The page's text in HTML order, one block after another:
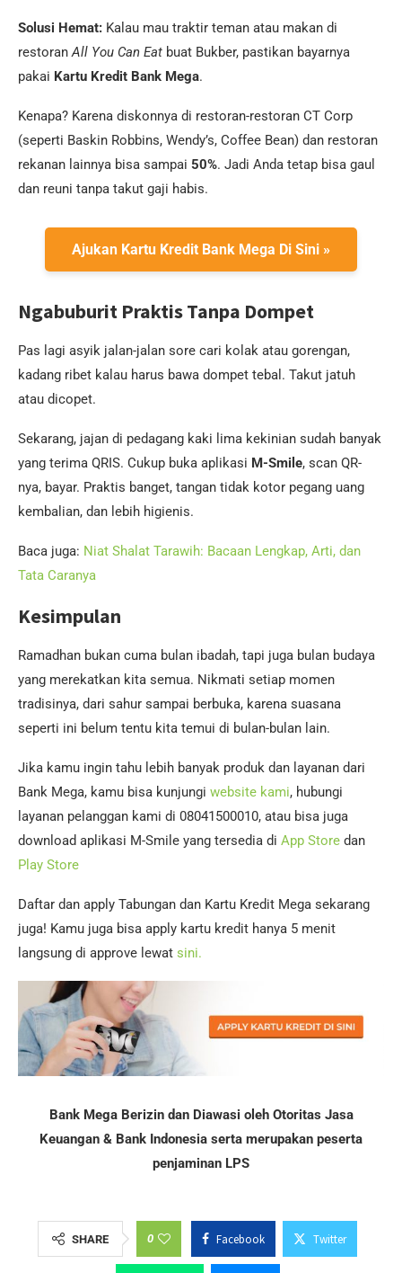
Solusi Hemat: Kalau mau traktir teman atau makan di
restoranAll You Can Eat buat Bukber, pastikan bayarnya
pakai Kartu Kredit Bank Mega.
Kenapa? Karena diskonnya di restoran-restoran CT Corp
(seperti Baskin Robbins, Wendy’s, Coffee Bean) dan restoran
rekanan lainnya bisa sampai 50%. Jadi Anda tetap bisa gaul
dan reuni tanpa takut gaji habis.
Ajukan Kartu Kredit Bank Mega Di Sini »
Ngabuburit Praktis Tanpa Dompet
Pas lagi asyik jalan-jalan sore cari kolak atau gorengan,
kadang ribet kalau harus bawa dompet tebal. Takut jatuh
atau dicopet.
Sekarang, jajan di pedagang kaki lima kekinian sudah banyak
yang terima QRIS. Cukup buka aplikasi M-Smile, scan QR-
nya, bayar. Praktis banget, tangan tidak kotor pegang uang
kembalian, dan lebih higienis.
Baca juga: Niat Shalat Tarawih: Bacaan Lengkap, Arti, dan
Tata Caranya
Kesimpulan
Ramadhan bukan cuma bulan ibadah, tapi juga bulan budaya
yang merekatkan kita semua. Nikmati setiap momen
tradisinya, dari sahur sampai berbuka, karena suasana
seperti ini belum tentu kita temui di bulan-bulan lain.
Jika kamu ingin tahu lebih banyak produk dan layanan dari
Bank Mega, kamu bisa kunjungi website kami, hubungi
layanan pelanggan kami di 08041500010, atau bisa juga
download aplikasi M-Smile yang tersedia di App Store dan
Play Store
Daftar dan apply Tabungan dan Kartu Kredit Mega sekarang
juga! Kamu juga bisa apply kartu kredit hanya 5 menit
langsung di approve lewat sini.
Bank Mega Berizin dan Diawasi oleh Otoritas Jasa
Keuangan & Bank Indonesia serta merupakan peserta
penjaminan LPS
SHARE 0 Facebook Twitter